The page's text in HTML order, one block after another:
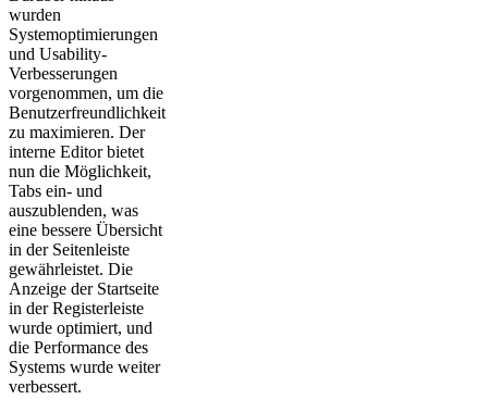
wurden
Systemoptimierungen
und Usability-
Verbesserungen
vorgenommen, um die
Benutzerfreundlichkeit
zu maximieren. Der
interne Editor bietet
nun die Möglichkeit,
Tabs ein- und
auszublenden, was
eine bessere Übersicht
in der Seitenleiste
gewährleistet. Die
Anzeige der Startseite
in der Registerleiste
wurde optimiert, und
die Performance des
Systems wurde weiter
verbessert.